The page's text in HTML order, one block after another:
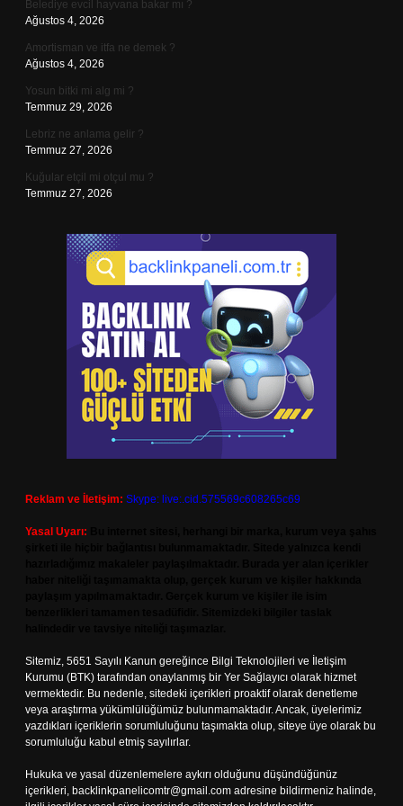
Belediye evcil hayvana bakar mı ?
Ağustos 4, 2026
Amortisman ve itfa ne demek ?
Ağustos 4, 2026
Yosun bitki mi alg mi ?
Temmuz 29, 2026
Lebriz ne anlama gelir ?
Temmuz 27, 2026
Kuğular etçil mi otçul mu ?
Temmuz 27, 2026
Reklam ve İletişim: Skype: live:.cid.575569c608265c69
Yasal Uyarı:
Sitemiz, 5651 Sayılı Kanun gereğince Bilgi Teknolojileri ve İletişim
Kurumu (BTK) tarafından onaylanmış bir Yer Sağlayıcı olarak hizmet
vermektedir. Bu nedenle, sitedeki içerikleri proaktif olarak denetleme
veya araştırma yükümlülüğümüz bulunmamaktadır. Ancak, üyelerimiz
yazdıkları içeriklerin sorumluluğunu taşımakta olup, siteye üye olarak bu
sorumluluğu kabul etmiş sayılırlar.
Hukuka ve yasal düzenlemelere aykırı olduğunu düşündüğünüz
içerikleri, backlinkpanelicomtr@gmail.com adresine bildirmeniz halinde,